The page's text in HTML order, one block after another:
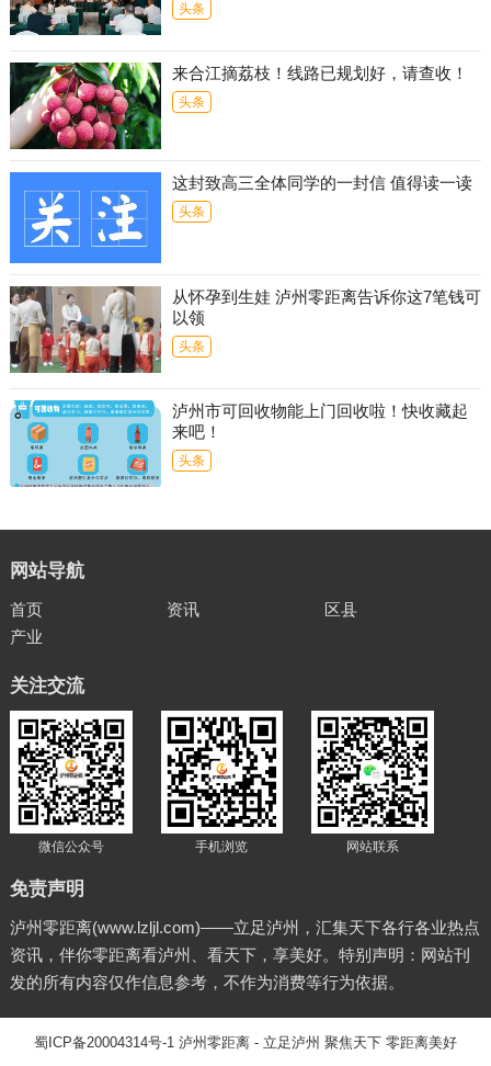
头条
来合江摘荔枝！线路已规划好，请查收！
头条
这封致高三全体同学的一封信 值得读一读
头条
从怀孕到生娃 泸州零距离告诉你这7笔钱可
以领
头条
泸州市可回收物能上门回收啦！快收藏起
来吧！
头条
网站导航
首页 资讯
区县
产业
关注交流
微信公众号 手机浏览 网站联系
免责声明
泸州零距离(www.lzljl.com)——立足泸州，汇集天下各行各业热点
资讯，伴你零距离看泸州、看天下，享美好。特别声明：网站刊
发的所有内容仅作信息参考，不作为消费等行为依据。
蜀ICP备20004314号-1 泸州零距离- 立足泸州 聚焦天下 零距离美好